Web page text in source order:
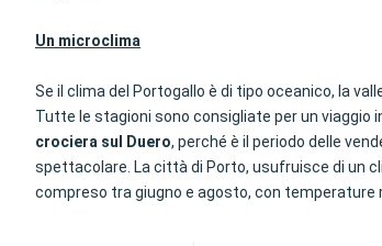
Un microclima
Se il clima del Portogallo è di tipo oceanico, la
Tutte le stagioni sono consigliate per un viaggio
crociera sul Duero, perché è il periodo delle
spettacolare. La città di Porto, usufruisce di un
compreso tra giugno e agosto, con temperature